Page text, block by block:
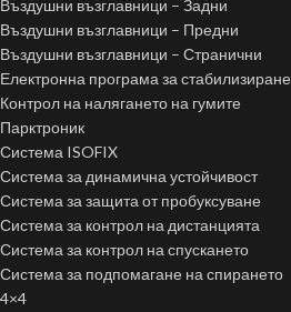
Въздушни възглавници – Задни
Въздушни възглавници – Предни
Въздушни възглавници – Странични
Електронна програма за стабилизиране
Контрол на налягането на гумите
Парктроник
Система ISOFIX
Система за динамична устойчивост
Система за защита от пробуксуване
Система за контрол на дистанцията
Система за контрол на спускането
Система за подпомагане на спирането
4×4